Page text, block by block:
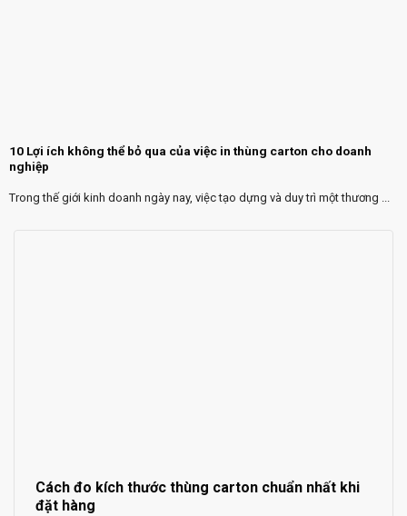
10 Lợi ích không thể bỏ qua của việc in thùng carton cho doanh
nghiệp
Trong thế giới kinh doanh ngày nay, việc tạo dựng và duy trì một thương ...
Cách đo kích thước thùng carton chuẩn nhất khi
đặt hàng